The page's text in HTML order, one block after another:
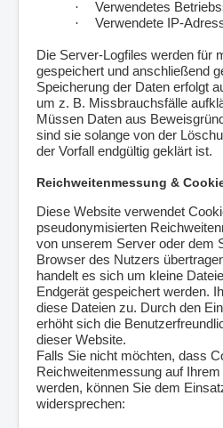
·
Verwendetes
·
Verwendete IP-
Die Server-Logfiles werden für
gespeichert und anschließend
Speicherung der Daten erfolgt
um z. B. Missbrauchsfälle
Müssen Daten aus
sind sie solange von der
der Vorfall endgültig geklärt ist.
Reichweitenmessung &
Diese Website verwendet
pseudonymisierten
von unserem Server oder dem
Browser des Nutzers
handelt es sich um kleine
Endgerät gespeichert werden.
diese Dateien zu. Durch den
erhöht sich die
dieser Website.
Falls Sie nicht möchten, dass
Reichweitenmessung auf
werden, können Sie dem
widersprechen: